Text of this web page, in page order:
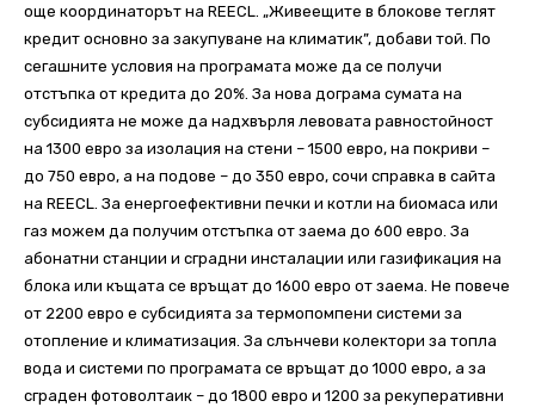
още координаторът на REECL. „Живеещите в блокове теглят
кредит основно за закупуване на климатик”, добави той. По
сегашните условия на програмата може да се получи
отстъпка от кредита до 20%. За нова дограма сумата на
субсидията не може да надхвърля левовата равностойност
на 1300 евро за изолация на стени – 1500 евро, на покриви –
до 750 евро, а на подове – до 350 евро, сочи справка в сайта
на REECL. За енергоефективни печки и котли на биомаса или
газ можем да получим отстъпка от заема до 600 евро. За
абoнатни станции и сградни инсталации или газификация на
блока или къщата се връщат до 1600 евро от заема. Не повече
от 2200 евро е субсидията за термопомпени системи за
отопление и климатизация. За слънчеви колектори за топла
вода и системи по програмата се връщат до 1000 евро, а за
сграден фотоволтаик – до 1800 евро и 1200 за рекуперативни